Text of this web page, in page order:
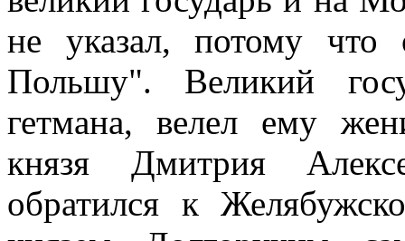
не указал, потому
Польшу". Великий
гетмана, велел ему
князя Дмитрия
обратился к